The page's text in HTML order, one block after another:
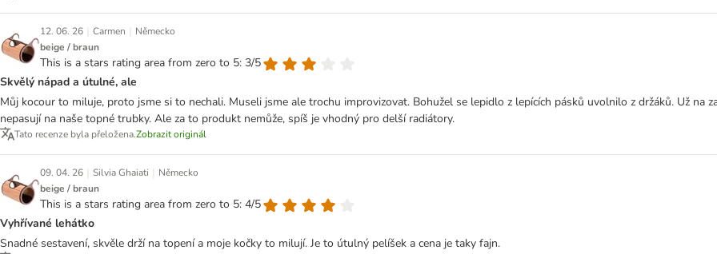
12. 06. 26 | Carmen | Německo
beige / braun
This is a stars rating area from zero to 5: 3/5
Skvělý nápad a útulné, ale
Můj kocour to miluje, proto jsme si to nechali. Museli jsme ale trochu improvizovat. Bohužel se lepidlo z lepících pásků uvolnilo z držáků. Už na
nepasují na naše topné trubky. Ale za to produkt nemůže, spíš je vhodný pro delší radiátory.
Tato recenze byla přeložena.Zobrazit originál
09. 04. 26 | Silvia Ghaiati | Německo
beige / braun
This is a stars rating area from zero to 5: 4/5
Vyhřívané lehátko
Snadné sestavení, skvěle drží na topení a moje kočky to milují. Je to útulný pelíšek a cena je taky fajn.